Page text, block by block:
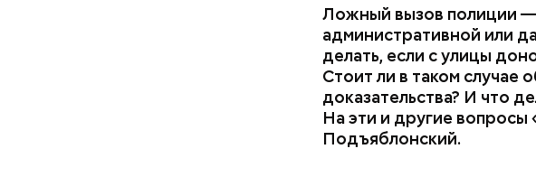
Ложный вызов полиции —
административной или
делать, если с улицы
Стоит ли в таком случае
доказательства? И что
На эти и другие
Подъяблонский.